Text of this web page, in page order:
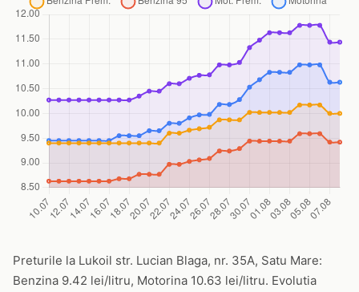
Preturile la Lukoil str. Lucian Blaga, nr. 35A, Satu Mare:
Benzina 9.42 lei/litru, Motorina 10.63 lei/litru. Evolutia